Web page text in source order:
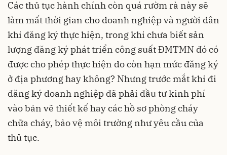
Các thủ tục hành chính còn quá rườm rà này sẽ
làm mất thời gian cho doanh nghiệp và người dân
khi đăng ký thực hiện, trong khi chưa biết sản
lượng đăng ký phát triển công suất ĐMTMN đó có
được cho phép thực hiện do còn hạn mức đăng ký
ở địa phương hay không? Nhưng trước mắt khi đi
đăng ký doanh nghiệp đã phải đầu tư kinh phí
vào bản vẽ thiết kế hay các hồ sơ phòng cháy
chữa cháy, bảo vệ môi trường như yêu cầu của
thủ tục.